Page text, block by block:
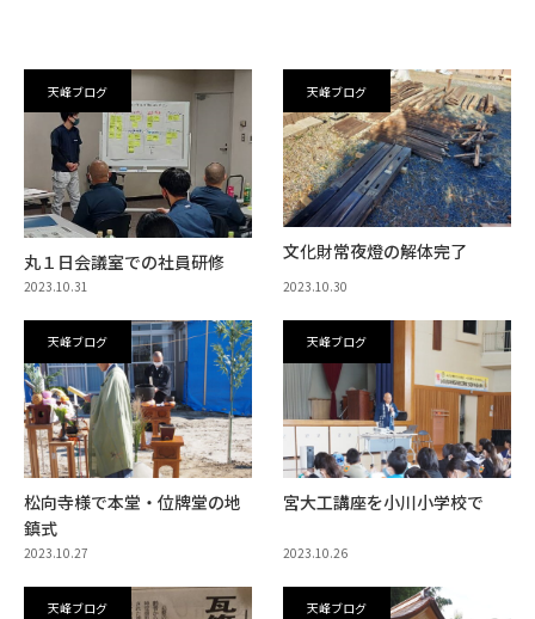
天峰ブログ
丸１日会議室での社員研修
2023.10.31
天峰ブログ
文化財常夜燈の解体完了
2023.10.30
天峰ブログ
松向寺様で本堂・位牌堂の地
鎮式
2023.10.27
天峰ブログ
宮大工講座を小川小学校で
2023.10.26
天峰ブログ 天峰ブログ